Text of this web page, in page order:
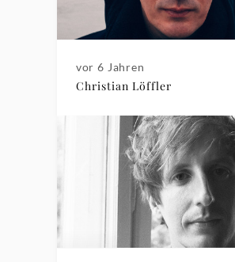
vor 6 Jahren
Christian Löffler